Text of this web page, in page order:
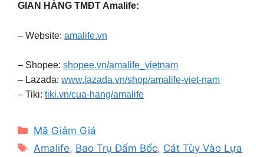
GIAN HÀNG TMĐT Amalife:
– Website: amalife.vn
– Shopee: shopee.vn/amalife_vietnam
– Lazada: www.lazada.vn/shop/amalife-viet-nam
– Tiki: tiki.vn/cua-hang/amalife
Categories
Mã Giảm Giá
Tags
Amalife, Bao Trụ Đấm Bốc, Cát Tùy Vào Lựa